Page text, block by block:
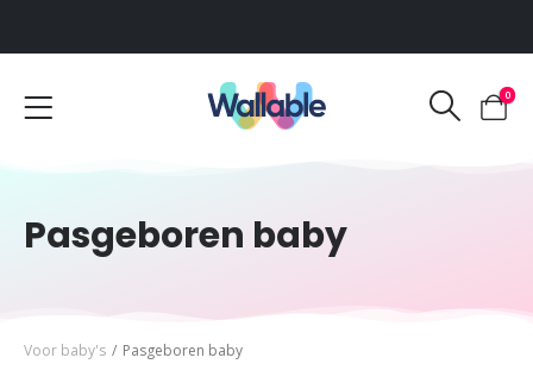
Voor 12:00 uur besteld, dezelfde werkdag verzonden
0
Pasgeboren baby
Voor baby's / Pasgeboren baby